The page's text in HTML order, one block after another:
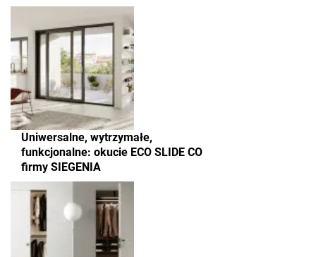
Uniwersalne, wytrzymałe,
funkcjonalne: okucie ECO SLIDE CO
firmy SIEGENIA